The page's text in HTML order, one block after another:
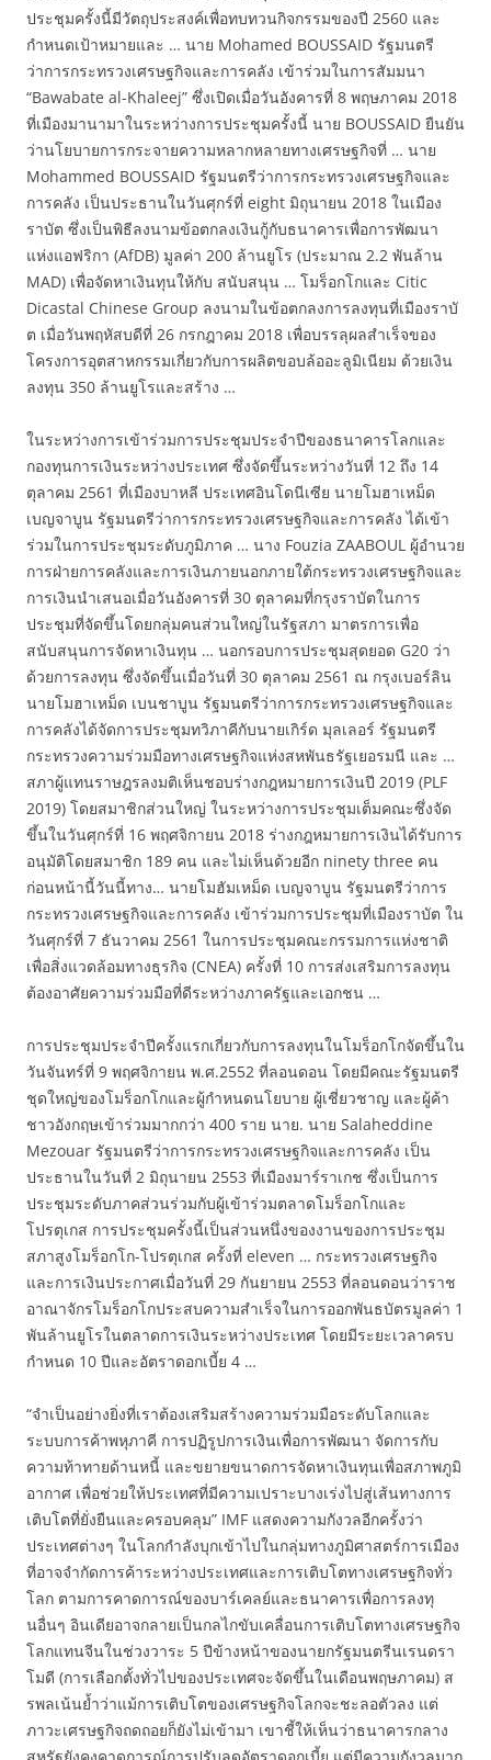
ประชุมครั้งนี้มีวัตถุประสงค์เพื่อทบทวนกิจกรรมของปี 2560 และ
กำหนดเป้าหมายและ … นาย Mohamed BOUSSAID รัฐมนตรี
ว่าการกระทรวงเศรษฐกิจและการคลัง เข้าร่วมในการสัมมนา
“Bawabate al-Khaleej” ซึ่งเปิดเมื่อวันอังคารที่ 8 พฤษภาคม 2018
ที่เมืองมานามาในระหว่างการประชุมครั้งนี้ นาย BOUSSAID ยืนยัน
ว่านโยบายการกระจายความหลากหลายทางเศรษฐกิจที่ … นาย
Mohammed BOUSSAID รัฐมนตรีว่าการกระทรวงเศรษฐกิจและ
การคลัง เป็นประธานในวันศุกร์ที่ eight มิถุนายน 2018 ในเมือง
ราบัต ซึ่งเป็นพิธีลงนามข้อตกลงเงินกู้กับธนาคารเพื่อการพัฒนา
แห่งแอฟริกา (AfDB) มูลค่า 200 ล้านยูโร (ประมาณ 2.2 พันล้าน
MAD) เพื่อจัดหาเงินทุนให้กับ สนับสนุน … โมร็อกโกและ Citic
Dicastal Chinese Group ลงนามในข้อตกลงการลงทุนที่เมืองราบั
ต เมื่อวันพฤหัสบดีที่ 26 กรกฎาคม 2018 เพื่อบรรลุผลสำเร็จของ
โครงการอุตสาหกรรมเกี่ยวกับการผลิตขอบล้ออะลูมิเนียม ด้วยเงิน
ลงทุน 350 ล้านยูโรและสร้าง …
ในระหว่างการเข้าร่วมการประชุมประจำปีของธนาคารโลกและ
กองทุนการเงินระหว่างประเทศ ซึ่งจัดขึ้นระหว่างวันที่ 12 ถึง 14
ตุลาคม 2561 ที่เมืองบาหลี ประเทศอินโดนีเซีย นายโมฮาเหม็ด
เบญจาบูน รัฐมนตรีว่าการกระทรวงเศรษฐกิจและการคลัง ได้เข้า
ร่วมในการประชุมระดับภูมิภาค … นาง Fouzia ZAABOUL ผู้อำนวย
การฝ่ายการคลังและการเงินภายนอกภายใต้กระทรวงเศรษฐกิจและ
การเงินนำเสนอเมื่อวันอังคารที่ 30 ตุลาคมที่กรุงราบัตในการ
ประชุมที่จัดขึ้นโดยกลุ่มคนส่วนใหญ่ในรัฐสภา มาตรการเพื่อ
สนับสนุนการจัดหาเงินทุน … นอกรอบการประชุมสุดยอด G20 ว่า
ด้วยการลงทุน ซึ่งจัดขึ้นเมื่อวันที่ 30 ตุลาคม 2561 ณ กรุงเบอร์ลิน
นายโมฮาเหม็ด เบนชาบูน รัฐมนตรีว่าการกระทรวงเศรษฐกิจและ
การคลังได้จัดการประชุมทวิภาคีกับนายเกิร์ด มุลเลอร์ รัฐมนตรี
กระทรวงความร่วมมือทางเศรษฐกิจแห่งสหพันธรัฐเยอรมนี และ …
สภาผู้แทนราษฎรลงมติเห็นชอบร่างกฎหมายการเงินปี 2019 (PLF
2019) โดยสมาชิกส่วนใหญ่ ในระหว่างการประชุมเต็มคณะซึ่งจัด
ขึ้นในวันศุกร์ที่ 16 พฤศจิกายน 2018 ร่างกฎหมายการเงินได้รับการ
อนุมัติโดยสมาชิก 189 คน และไม่เห็นด้วยอีก ninety three คน
ก่อนหน้านี้วันนี้ทาง… นายโมฮัมเหม็ด เบญจาบูน รัฐมนตรีว่าการ
กระทรวงเศรษฐกิจและการคลัง เข้าร่วมการประชุมที่เมืองราบัต ใน
วันศุกร์ที่ 7 ธันวาคม 2561 ในการประชุมคณะกรรมการแห่งชาติ
เพื่อสิ่งแวดล้อมทางธุรกิจ (CNEA) ครั้งที่ 10 การส่งเสริมการลงทุน
ต้องอาศัยความร่วมมือที่ดีระหว่างภาครัฐและเอกชน …
การประชุมประจำปีครั้งแรกเกี่ยวกับการลงทุนในโมร็อกโกจัดขึ้นใน
วันจันทร์ที่ 9 พฤศจิกายน พ.ศ.2552 ที่ลอนดอน โดยมีคณะรัฐมนตรี
ชุดใหญ่ของโมร็อกโกและผู้กำหนดนโยบาย ผู้เชี่ยวชาญ และผู้ค้า
ชาวอังกฤษเข้าร่วมมากกว่า 400 ราย นาย. นาย Salaheddine
Mezouar รัฐมนตรีว่าการกระทรวงเศรษฐกิจและการคลัง เป็น
ประธานในวันที่ 2 มิถุนายน 2553 ที่เมืองมาร์ราเกช ซึ่งเป็นการ
ประชุมระดับภาคส่วนร่วมกับผู้เข้าร่วมตลาดโมร็อกโกและ
โปรตุเกส การประชุมครั้งนี้เป็นส่วนหนึ่งของงานของการประชุม
สภาสูงโมร็อกโก-โปรตุเกส ครั้งที่ eleven … กระทรวงเศรษฐกิจ
และการเงินประกาศเมื่อวันที่ 29 กันยายน 2553 ที่ลอนดอนว่าราช
อาณาจักรโมร็อกโกประสบความสำเร็จในการออกพันธบัตรมูลค่า 1
พันล้านยูโรในตลาดการเงินระหว่างประเทศ โดยมีระยะเวลาครบ
กำหนด 10 ปีและอัตราดอกเบี้ย 4 …
“จำเป็นอย่างยิ่งที่เราต้องเสริมสร้างความร่วมมือระดับโลกและ
ระบบการค้าพหุภาคี การปฏิรูปการเงินเพื่อการพัฒนา จัดการกับ
ความท้าทายด้านหนี้ และขยายขนาดการจัดหาเงินทุนเพื่อสภาพภูมิ
อากาศ เพื่อช่วยให้ประเทศที่มีความเปราะบางเร่งไปสู่เส้นทางการ
เติบโตที่ยั่งยืนและครอบคลุม” IMF แสดงความกังวลอีกครั้งว่า
ประเทศต่างๆ ในโลกกำลังบุกเข้าไปในกลุ่มทางภูมิศาสตร์การเมือง
ที่อาจจำกัดการค้าระหว่างประเทศและการเติบโตทางเศรษฐกิจทั่ว
โลก ตามการคาดการณ์ของบาร์เคลย์และธนาคารเพื่อการลงทุ
นอื่นๆ อินเดียอาจกลายเป็นกลไกขับเคลื่อนการเติบโตทางเศรษฐกิจ
โลกแทนจีนในช่วงวาระ 5 ปีข้างหน้าของนายกรัฐมนตรีนเรนดรา
โมดี (การเลือกตั้งทั่วไปของประเทศจะจัดขึ้นในเดือนพฤษภาคม) ส
รพลเน้นย้ำว่าแม้การเติบโตของเศรษฐกิจโลกจะชะลอตัวลง แต่
ภาวะเศรษฐกิจถดถอยก็ยังไม่เข้ามา เขาชี้ให้เห็นว่าธนาคารกลาง